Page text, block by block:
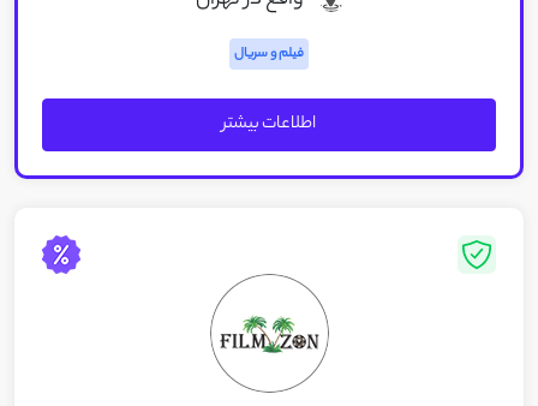
فیلم و سریال
اطلاعات بیشتر